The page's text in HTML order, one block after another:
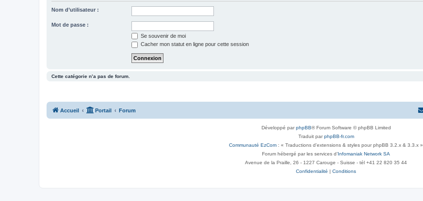
Nom d’utilisateur :
Mot de passe :
Se souvenir de moi
Cacher mon statut en ligne pour cette session
Cette catégorie n’a pas de forum.
Accueil Portail Forum
Développé parphpBB® Forum Software © phpBB Limited
Traduit parphpBB-fr.com
Communauté EzCom : « Traductions d'extensions & styles pour phpBB 3.2.x & 3.3.x »
Forum hébergé par les services d’Infomaniak Network SA
Avenue de la Praille, 26 - 1227 Carouge - Suisse - tél +41 22 820 35 44
Confidentialité | Conditions